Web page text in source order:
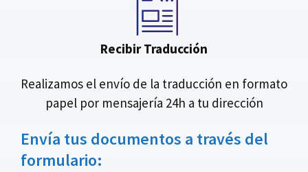
Recibir Traducción
Realizamos el envío de la traducción en formato
papel por mensajería 24h a tu dirección
Envía tus documentos a través del
formulario: